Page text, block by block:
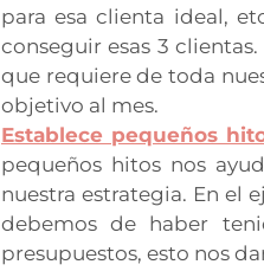
para esa clienta ideal,
conseguir esas 3
que requiere de toda
objetivo al mes.
Establece pequeños
pequeños hitos nos
nuestra estrategia. En el
debemos de haber
presupuestos, esto nos